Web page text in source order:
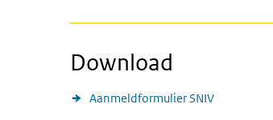
Download
Aanmeldformulier SNIV